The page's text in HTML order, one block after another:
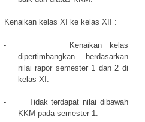
Kenaikan kelas XI ke kelas XII :
-
Kenaikan kelas
dipertimbangkan berdasarkan
nilai rapor semester 1 dan 2 di
kelas XI.
-
Tidak terdapat nilai dibawah
KKM pada semester 1.